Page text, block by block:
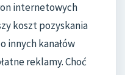
internetowych
koszt pozyskania
innych kanałów
reklamy. Choć